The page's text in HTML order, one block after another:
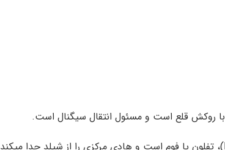
روکش قلع است و مسئول انتقال سیگنال است.